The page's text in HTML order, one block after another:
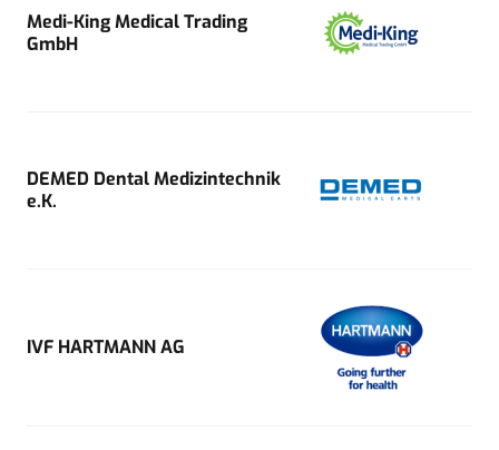
Medi-King Medical Trading
GmbH
DEMED Dental Medizintechnik
e.K.
IVF HARTMANN AG